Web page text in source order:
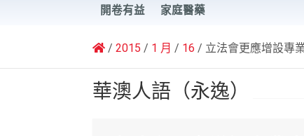
開卷有益 家庭醫藥
2015 1 月 16 立法會更應增設專
華澳人語（永逸）